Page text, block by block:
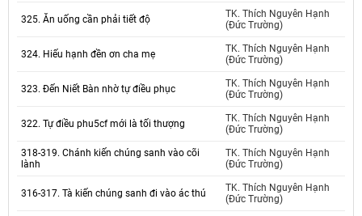
325. Ăn uống cần phải tiết độ
TK. Thích Nguyên Hạnh
(Đức Trường)
324. Hiếu hạnh đền ơn cha mẹ
TK. Thích Nguyên Hạnh
(Đức Trường)
323. Đến Niết Bàn nhờ tự điều phục
TK. Thích Nguyên Hạnh
(Đức Trường)
322. Tự điều phu5cf mới là tối thượng
TK. Thích Nguyên Hạnh
(Đức Trường)
318-319. Chánh kiến chúng sanh vào cõi
lành
TK. Thích Nguyên Hạnh
(Đức Trường)
316-317. Tà kiến chúng sanh đi vào ác thú
TK. Thích Nguyên Hạnh
(Đức Trường)